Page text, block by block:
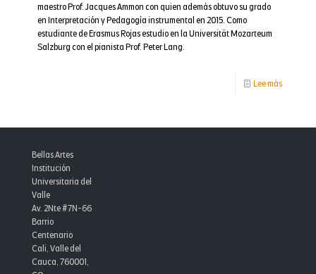
maestro Prof. Jacques Ammon con quien además obtuvo su grado
en Interpretación y Pedagogía instrumental en 2015. Como
estudiante de Erasmus Rojas estudio en la Universität Mozarteum
Salzburg con el pianista Prof. Peter Lang.
Lee más-
7.30:
Bellas Artes
Institución
Universitaria del
Valle
Av. 2Nte #7N-66
Barrio
Centenario
Cali, Valle del
Cauca, 760001,